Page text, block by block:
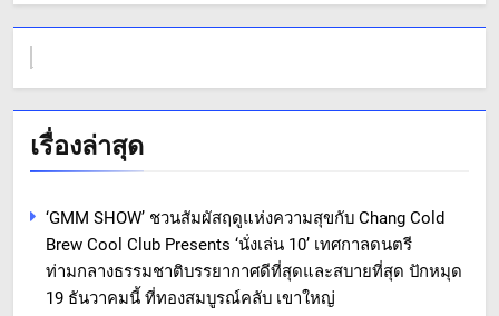
เรื่องล่าสุด
‘GMM SHOW’ ชวนสัมผัสฤดูแห่งความสุขกับ Chang Cold
Brew Cool Club Presents ‘นั่งเล่น 10’ เทศกาลดนตรี
ท่ามกลางธรรมชาติบรรยากาศดีที่สุดและสบายที่สุด ปักหมุด
19 ธันวาคมนี้ ที่ทองสมบูรณ์คลับ เขาใหญ่